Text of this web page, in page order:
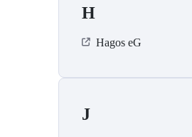
H
Hagos eG
J